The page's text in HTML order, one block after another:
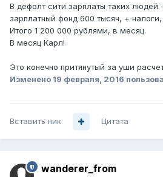
В дефолт сити зарплаты таких людей
зарплатный фонд 600 тысяч, +
Итого 1 200 000 рублями, в месяц.
В месяц Карл!
Это конечно притянутый за уши
Изменено 19 февраля, 2016
Вставить ник Цитата
wanderer_from